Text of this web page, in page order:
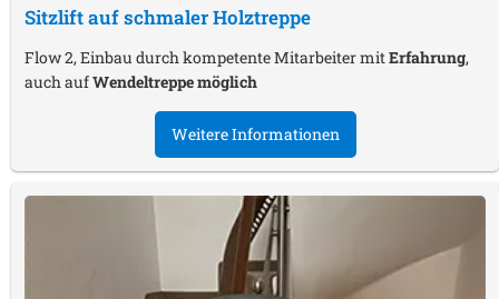
Sitzlift auf schmaler Holztreppe
Flow 2, Einbau durch kompetente Mitarbeiter mitErfahrung,
auch aufWendeltreppe möglich
Weitere Informationen